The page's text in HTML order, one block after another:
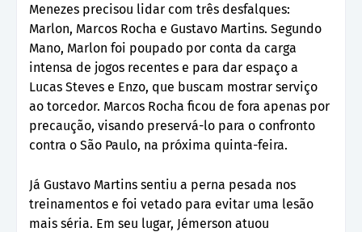
Menezes precisou lidar com três desfalques:
Marlon, Marcos Rocha e Gustavo Martins. Segundo
Mano, Marlon foi poupado por conta da carga
intensa de jogos recentes e para dar espaço a
Lucas Steves e Enzo, que buscam mostrar serviço
ao torcedor. Marcos Rocha ficou de fora apenas por
precaução, visando preservá-lo para o confronto
contra o São Paulo, na próxima quinta-feira.
Já Gustavo Martins sentiu a perna pesada nos
treinamentos e foi vetado para evitar uma lesão
mais séria. Em seu lugar, Jémerson atuou